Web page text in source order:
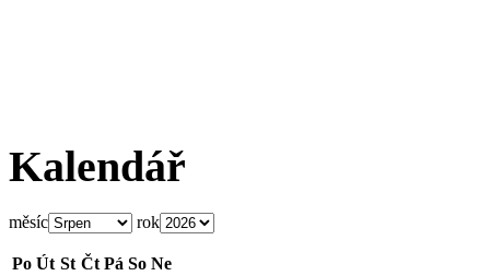
Kalendář
měsíc rok
Po Út St Čt Pá So Ne